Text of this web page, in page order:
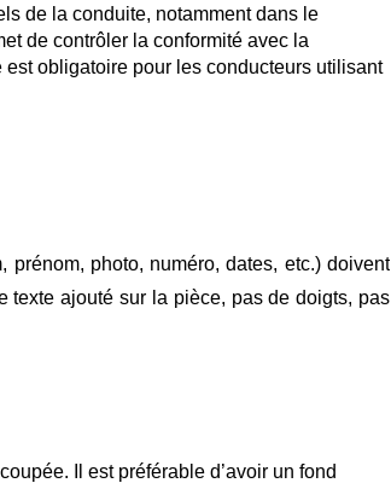
de la conduite, notamment dans le
de contrôler la conformité avec la
obligatoire pour les conducteurs utilisant
photo, numéro, dates, etc.) doivent
texte ajouté sur la pièce, pas de doigts, pas
Il est préférable d’avoir un fond